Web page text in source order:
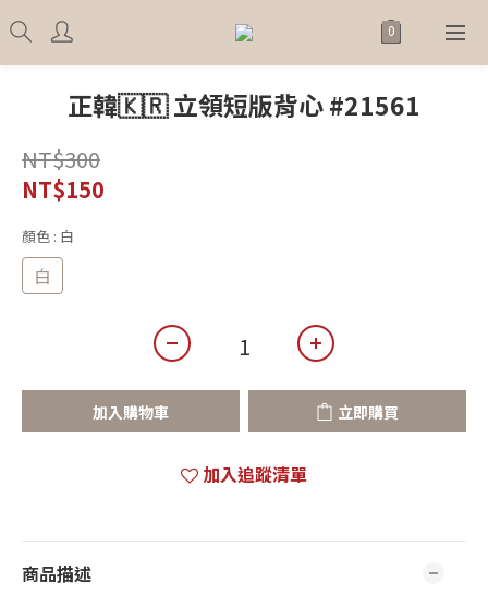
正韓🇰🇷 立領短版背心 #21561
NT$300
NT$150
顏色 : 白
白
加入購物車 立即購買
加入追蹤清單
商品描述